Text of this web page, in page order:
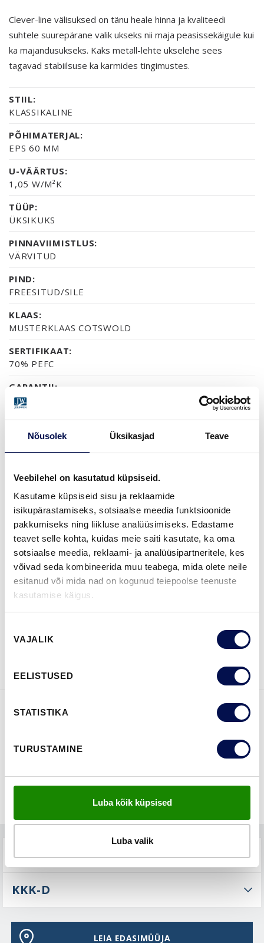
Nõusolek Üksikasjad Teave
Veebilehel on kasutatud küpsiseid.
Kasutame küpsiseid sisu ja reklaamide
isikupärastamiseks, sotsiaalse meedia funktsioonide
pakkumiseks ning liikluse analüüsimiseks. Edastame
teavet selle kohta, kuidas meie saiti kasutate, ka oma
sotsiaalse meedia, reklaami- ja analüüsipartneritele, kes
võivad seda kombineerida muu teabega, mida olete neile
esitanud või mida nad on kogunud teiepoolse teenuste
kasutamise käigus.
valik
VAJALIK
EELISTUSED
STATISTIKA
TURUSTAMINE
Luba kõik küpsised
Luba valik
Clever-line välisuksed on tänu heale hinna ja kvaliteedi
suhtele suurepärane valik ukseks nii maja peasissekäigule kui
ka majandusukseks. Kaks metall-lehte ukselehe sees
tagavad stabiilsuse ka karmides tingimustes.
STIIL:
KLASSIKALINE
PÕHIMATERJAL:
EPS 60 MM
U-VÄÄRTUS:
1,05 W/M²K
TÜÜP:
ÜKSIKUKS
PINNAVIIMISTLUS:
VÄRVITUD
PIND:
FREESITUD/SILE
KLAAS:
MUSTERKLAAS COTSWOLD
SERTIFIKAAT:
70% PEFC
GARANTII:
2-AASTANE TOOTEGARANTII
VIIMISTLUS (2)
MÕÕDUD
LEIA EDASIMÜÜJA
VAATA
Võta meiega
TEHNILINE KIRJELDUS
KKK-D
LEIA EDASIMÜÜJA